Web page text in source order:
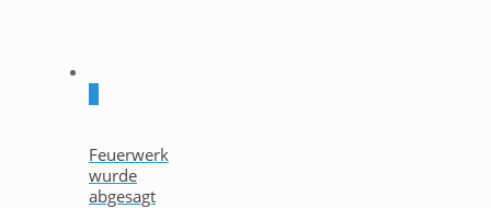
Feuerwerk
wurde
abgesagt